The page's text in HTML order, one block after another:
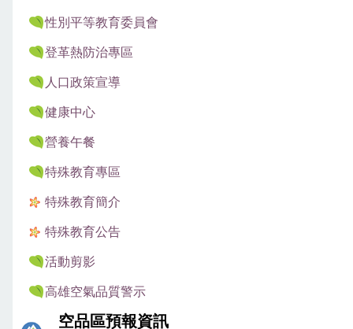
性別平等教育委員會
登革熱防治專區
人口政策宣導
健康中心
營養午餐
特殊教育專區
特殊教育簡介
特殊教育公告
活動剪影
高雄空氣品質警示